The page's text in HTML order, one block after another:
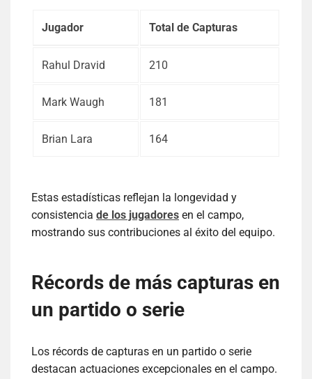
Jugador Total de Capturas
Rahul Dravid 210
Mark Waugh 181
Brian Lara 164
Estas estadísticas reflejan la longevidad y
consistencia de los jugadores en el campo,
mostrando sus contribuciones al éxito del equipo.
Récords de más capturas en
un partido o serie
Los récords de capturas en un partido o serie
destacan actuaciones excepcionales en el campo.